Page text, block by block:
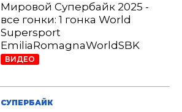
Мировой Супербайк 2025 -
все гонки: 1 гонка World
Supersport
EmiliaRomagnaWorldSBK
ВИДЕО
СУПЕРБАЙК